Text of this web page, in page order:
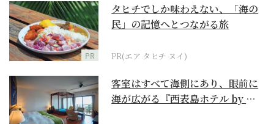
PR
タヒチでしか味わえない、「海の
民」の記憶へとつながる旅
PR(エア タヒチ ヌイ)
客室はすべて海側にあり、眼前に
海が広がる『西表島ホテル by 星